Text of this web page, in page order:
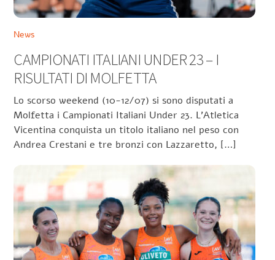
News
CAMPIONATI ITALIANI UNDER 23 – I
RISULTATI DI MOLFETTA
Lo scorso weekend (10-12/07) si sono disputati a
Molfetta i Campionati Italiani Under 23. L’Atletica
Vicentina conquista un titolo italiano nel peso con
Andrea Crestani e tre bronzi con Lazzaretto, […]